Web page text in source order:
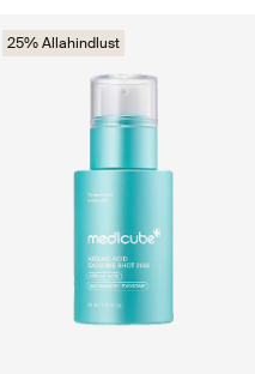
25% Allahindlust